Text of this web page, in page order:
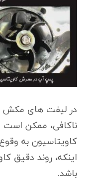
در لیفت های مکش
ناکافی، ممکن است
کاویتاسیون به
اینکه، روند دقیق
باشد.